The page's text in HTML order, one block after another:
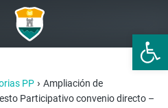
Abrir
PP › Ampliación de
Participativo convenio directo –